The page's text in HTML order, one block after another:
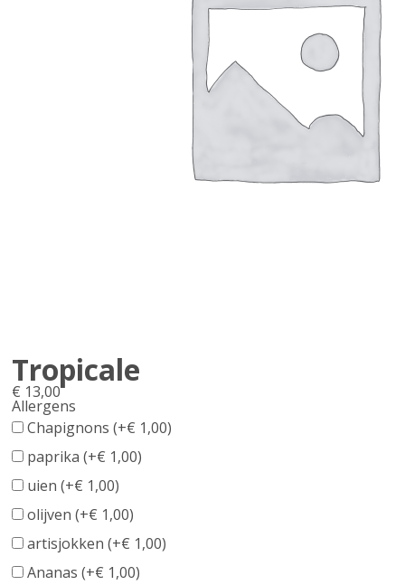
Tropicale
€ 13,00
Allergens
Product
allergen
information
Chapignons (+€ 1,00)
paprika (+€ 1,00)
uien (+€ 1,00)
olijven (+€ 1,00)
artisjokken (+€ 1,00)
Ananas (+€ 1,00)